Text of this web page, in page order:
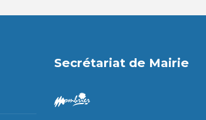
Secrétariat de Mairie